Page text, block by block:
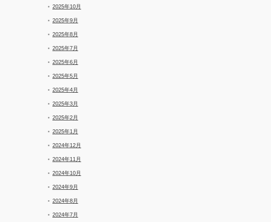
2025年10月
2025年9月
2025年8月
2025年7月
2025年6月
2025年5月
2025年4月
2025年3月
2025年2月
2025年1月
2024年12月
2024年11月
2024年10月
2024年9月
2024年8月
2024年7月